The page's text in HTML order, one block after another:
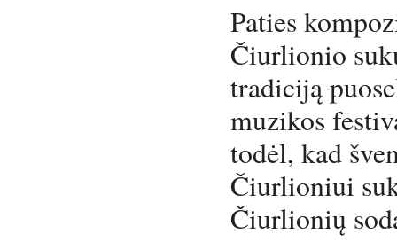
Paties
Čiurlionio
tradiciją
muzikos
todėl, kad
Čiurlioniui
Čiurlionių